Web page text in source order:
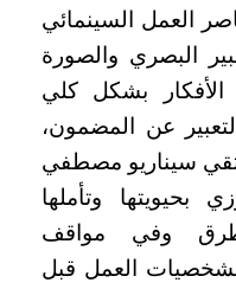
العمل السينمائي
البصري والصورة
بشكل كلي
عن المضمون،
سيناريو مصطفي
بحيويتها وتأملها
وفي مواقف
بشخصيات العمل قبل